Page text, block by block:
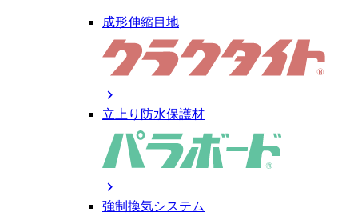
成形伸縮目地
chevron_right
立上り防水保護材
chevron_right
強制換気システム